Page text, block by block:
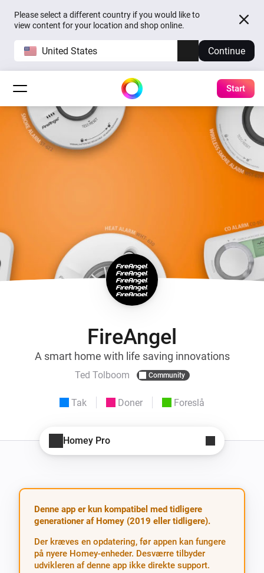
Please select a different country if you would like to
view content for your location and shop online.
United States Continue
Start
FireAngel
A smart home with life saving innovations
Ted Tolboom Community
Tak Doner Foreslå
Homey Pro
Denne app er kun kompatibel med tidligere
generationer af Homey (2019 eller tidligere).
Der kræves en opdatering, før appen kan fungere
på nyere Homey-enheder. Desværre tilbyder
udvikleren af denne app ikke direkte support.